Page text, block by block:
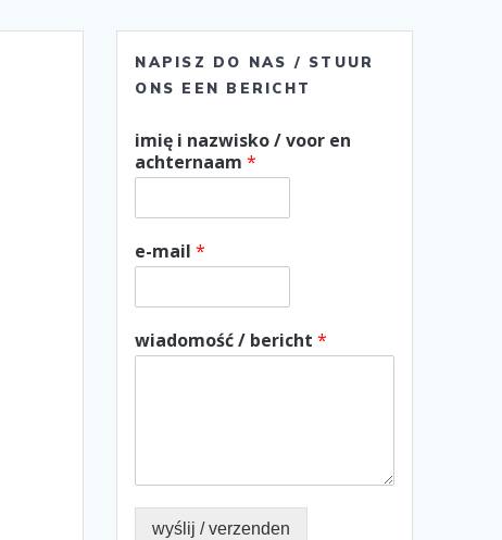
NAPISZ DO NAS / STUUR
ONS EEN BERICHT
imię i nazwisko / voor en
achternaam*
e-mail*
wiadomość / bericht*
wyślij / verzenden